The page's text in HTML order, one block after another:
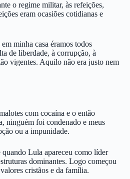
o regime militar, às refeições,
eram ocasiões cotidianas e
minha casa éramos todos
de liberdade, à corrupção, à
vigentes. Aquilo não era justo nem
com cocaína e o então
ninguém foi condenado e meus
ou a impunidade.
quando Lula apareceu como líder
dominantes. Logo começou
cristãos e da família.